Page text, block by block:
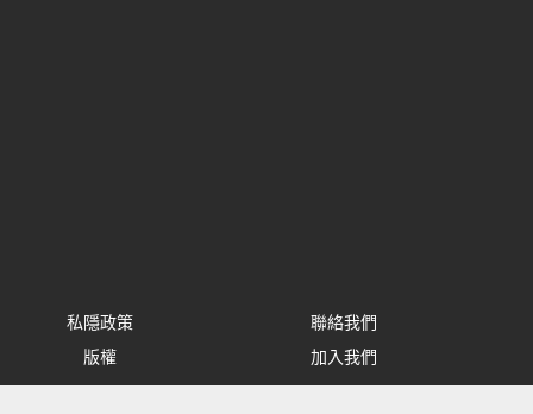
私隱政策
聯絡我們
版權 加入我們